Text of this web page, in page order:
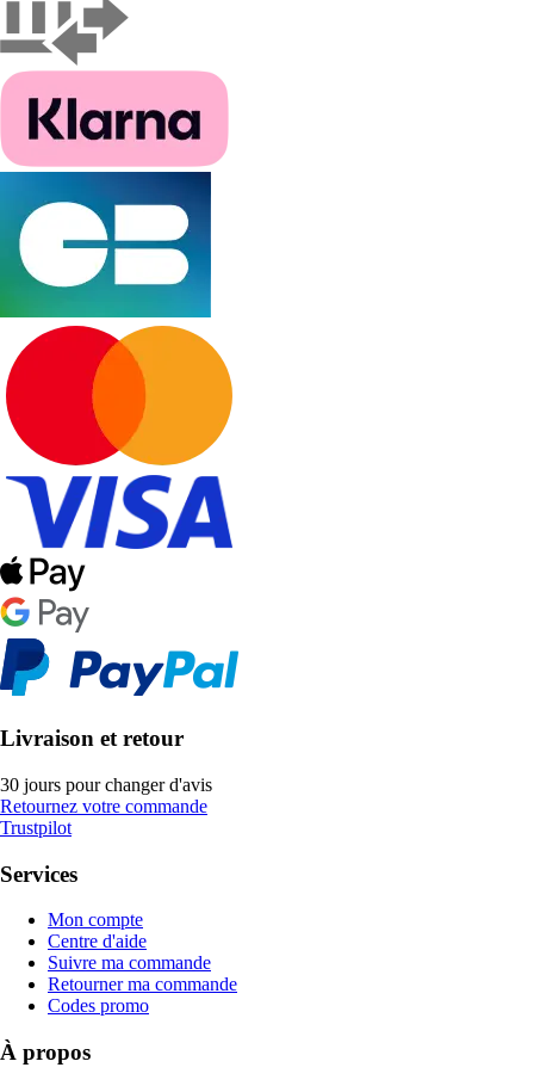
Livraison et retour
30 jours pour changer d'avis
Retournez votre commande
Trustpilot
Services
Mon compte
Centre d'aide
Suivre ma commande
Retourner ma commande
Codes promo
À propos